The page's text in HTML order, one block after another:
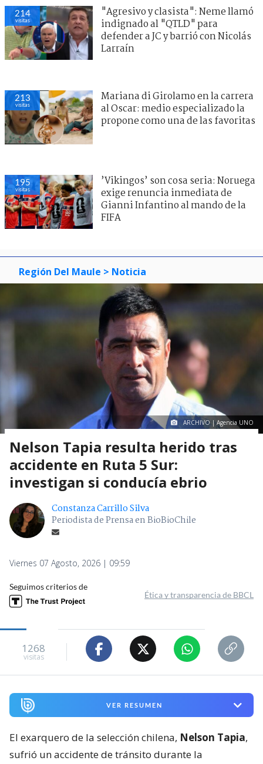
214
visitas
"Agresivo y clasista": Neme llamó
indignado al "QTLD" para
defender a JC y barrió con Nicolás
Larraín
213
visitas
Mariana di Girolamo en la carrera
al Oscar: medio especializado la
propone como una de las favoritas
195
visitas
’Vikingos’ son cosa seria: Noruega
exige renuncia inmediata de
Gianni Infantino al mando de la
FIFA
Región Del Maule > Noticia
ARCHIVO | Agencia UNO
Nelson Tapia resulta herido tras
accidente en Ruta 5 Sur:
investigan si conducía ebrio
Constanza Carrillo Silva
Periodista de Prensa en BioBioChile
Viernes 07 Agosto, 2026 | 09:59
Seguimos criterios de
Ética y transparencia de BBCL
1268
visitas
VER RESUMEN
El exarquero de la selección chilena, Nelson Tapia,
sufrió un accidente de tránsito durante la